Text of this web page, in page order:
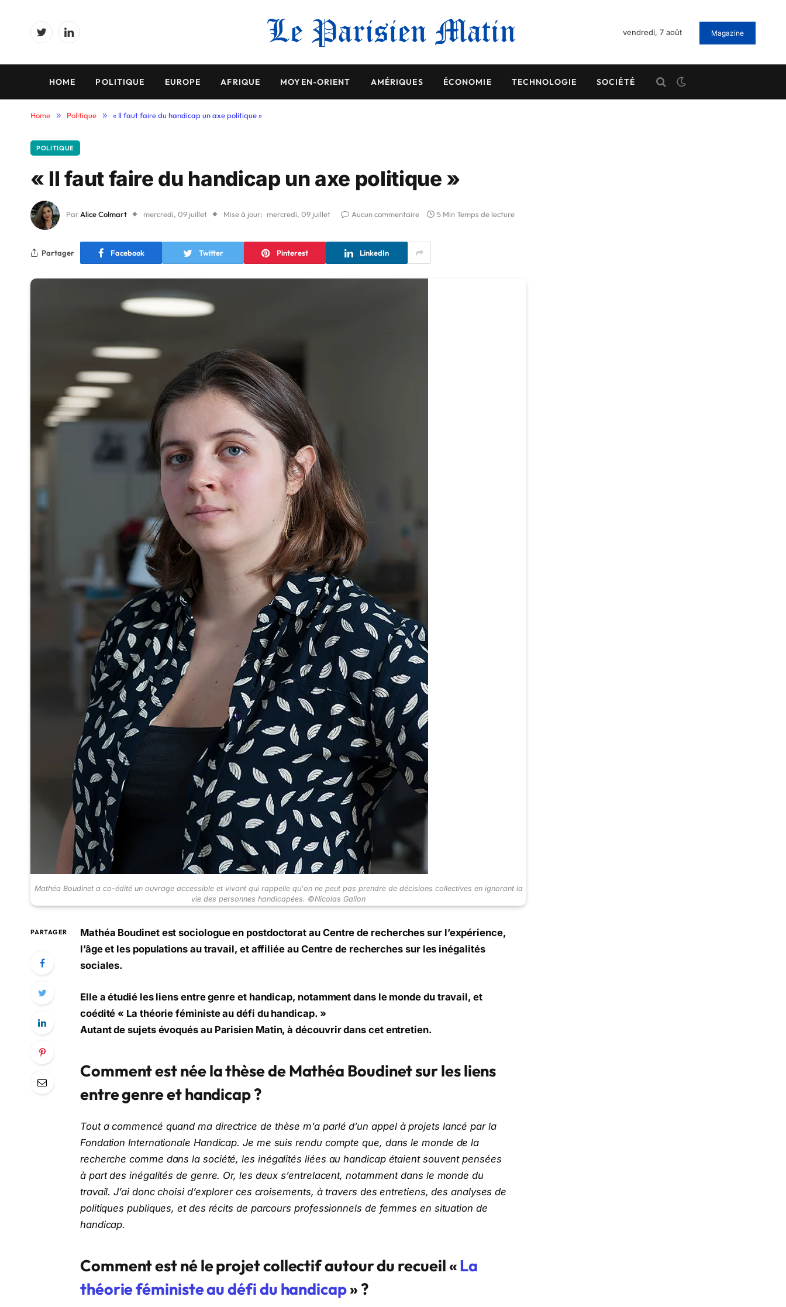
TwitterLinkedIn
vendredi, 7 août Magazine
HOME POLITIQUE EUROPE AFRIQUE MOYEN-ORIENT AMÉRIQUES ÉCONOMIE TECHNOLOGIE SOCIÉTÉ
Home » Politique » « Il faut faire du handicap un axe politique »
POLITIQUE
« Il faut faire du handicap un axe politique »
Par Alice Colmart mercredi, 09 juillet Mise à jour: mercredi, 09 juillet Aucun commentaire 5 Min Temps de lecture
Partager Facebook Twitter Pinterest LinkedIn
Mathéa Boudinet a co-édité un ouvrage accessible et vivant qui rappelle qu'on ne peut pas prendre de décisions collectives en ignorant la
vie des personnes handicapées. ©Nicolas Gallon
PARTAGER
Mathéa Boudinet est sociologue en postdoctorat au Centre de recherches sur l’expérience,
l’âge et les populations au travail, et affiliée au Centre de recherches sur les inégalités
sociales.
Elle a étudié les liens entre genre et handicap, notamment dans le monde du travail, et
coédité « La théorie féministe au défi du handicap. »
Autant de sujets évoqués au Parisien Matin, à découvrir dans cet entretien.
Comment est née la thèse de Mathéa Boudinet sur les liens
entre genre et handicap ?
Tout a commencé quand ma directrice de thèse m’a parlé d’un appel à projets lancé par la
Fondation Internationale Handicap. Je me suis rendu compte que, dans le monde de la
recherche comme dans la société, les inégalités liées au handicap étaient souvent pensées
à part des inégalités de genre. Or, les deux s’entrelacent, notamment dans le monde du
travail. J’ai donc choisi d’explorer ces croisements, à travers des entretiens, des analyses de
politiques publiques, et des récits de parcours professionnels de femmes en situation de
handicap.
Comment est né le projet collectif autour du recueil «La
théorie féministe au défi du handicap» ?